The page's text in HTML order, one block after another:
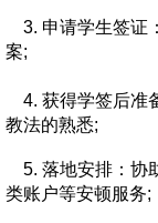
3. 申请学生签证
案;
4. 获得学签后准
教法的熟悉;
5. 落地安排：协
类账户等安顿服务;